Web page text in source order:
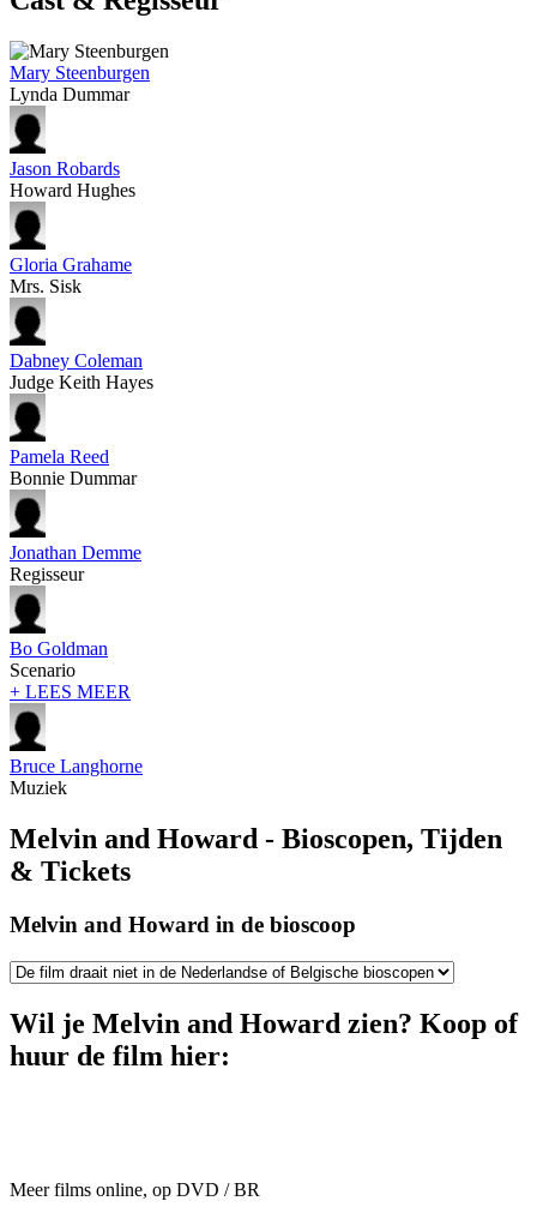
Mary Steenburgen
Lynda Dummar
Jason Robards
Howard Hughes
Gloria Grahame
Mrs. Sisk
Dabney Coleman
Judge Keith Hayes
Pamela Reed
Bonnie Dummar
Jonathan Demme
Regisseur
Bo Goldman
Scenario
+ LEES MEER
Bruce Langhorne
Muziek
Melvin and Howard - Bioscopen, Tijden
& Tickets
Melvin and Howard in de bioscoop
Wil je Melvin and Howard zien? Koop of
huur de film hier:
Meer films online, op DVD / BR